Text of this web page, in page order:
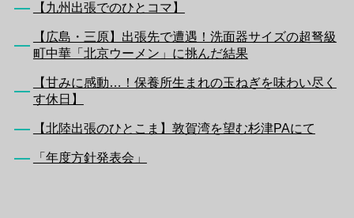
【九州出張でのひとコマ】
【広島・三原】出張先で遭遇！洗面器サイズの超弩級
町中華「北京ウーメン」に挑んだ結果
【甘みに感動…！保養所生まれの玉ねぎを味わい尽く
す休日】
【北陸出張のひとこま】敦賀湾を望む杉津PAにて
「年度方針発表会」